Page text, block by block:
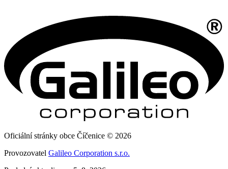
Oficiální stránky obce Číčenice © 2026
Provozovatel Galileo Corporation s.r.o.